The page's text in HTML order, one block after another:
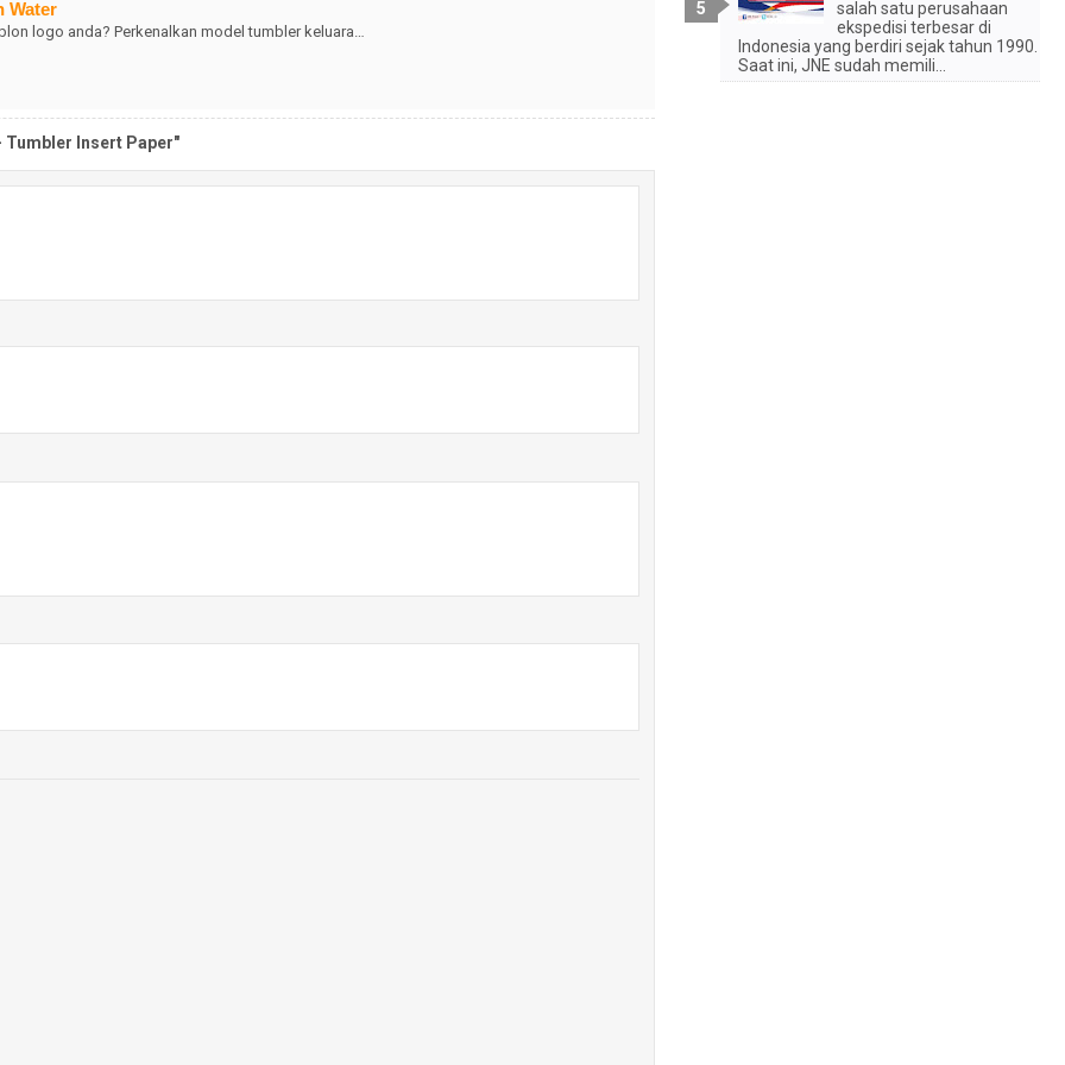
Water
logo anda? Perkenalkan model tumbler keluara…
Tumbler Insert Paper"
salah satu perusahaan
ekspedisi terbesar di
Indonesia yang berdiri sejak tahun 1990.
Saat ini, JNE sudah memili...